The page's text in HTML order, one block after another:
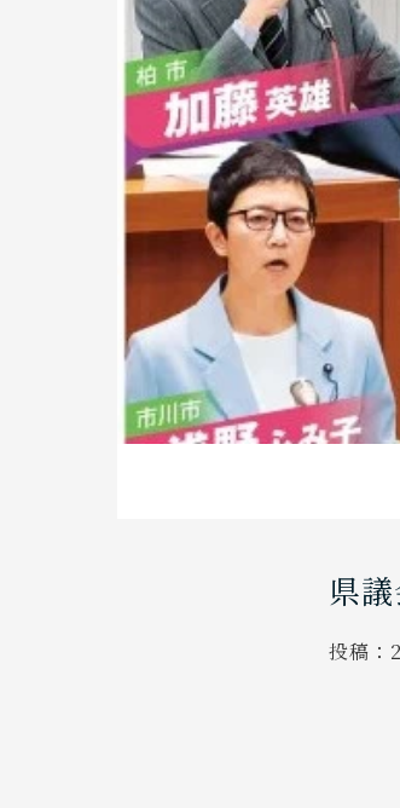
県
投稿：